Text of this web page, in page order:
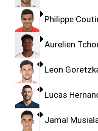
Philippe
Aurelien
Leon
Lucas
Jamal